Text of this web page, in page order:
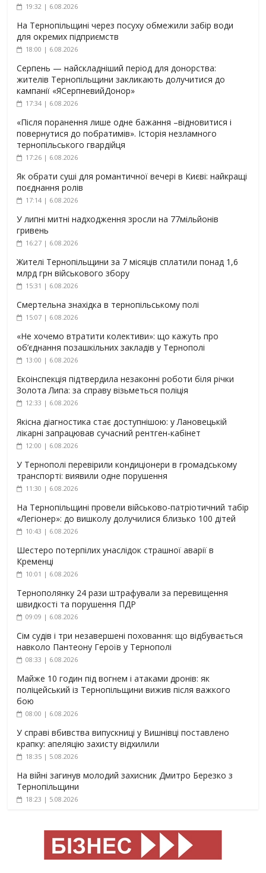
19:32 | 6.08.2026
На Тернопільщині через посуху обмежили забір води
для окремих підприємств
18:00 | 6.08.2026
Серпень — найскладніший період для донорства:
жителів Тернопільщини закликають долучитися до
кампанії «ЯСерпневийДонор»
17:34 | 6.08.2026
«Після поранення лише одне бажання –відновитися і
повернутися до побратимів». Історія незламного
тернопільського гвардійця
17:26 | 6.08.2026
Як обрати суші для романтичної вечері в Києві: найкращі
поєднання ролів
17:14 | 6.08.2026
У липні митні надходження зросли на 77мільйонів
гривень
16:27 | 6.08.2026
Жителі Тернопільщини за 7 місяців сплатили понад 1,6
млрд грн військового збору
15:31 | 6.08.2026
Смертельна знахідка в тернопільському полі
15:07 | 6.08.2026
«Не хочемо втратити колективи»: що кажуть про
об’єднання позашкільних закладів у Тернополі
13:00 | 6.08.2026
Екоінспекція підтвердила незаконні роботи біля річки
Золота Липа: за справу візьметься поліція
12:33 | 6.08.2026
Якісна діагностика стає доступнішою: у Лановецькій
лікарні запрацював сучасний рентген-кабінет
12:00 | 6.08.2026
У Тернополі перевірили кондиціонери в громадському
транспорті: виявили одне порушення
11:30 | 6.08.2026
На Тернопільщині провели військово-патріотичний табір
«Легіонер»: до вишколу долучилися близько 100 дітей
10:43 | 6.08.2026
Шестеро потерпілих унаслідок страшної аварії в
Кременці
10:01 | 6.08.2026
Тернополянку 24 рази штрафували за перевищення
швидкості та порушення ПДР
09:09 | 6.08.2026
Сім судів і три незавершені поховання: що відбувається
навколо Пантеону Героїв у Тернополі
08:33 | 6.08.2026
Майже 10 годин під вогнем і атаками дронів: як
поліцейський із Тернопільщини вижив після важкого
бою
08:00 | 6.08.2026
У справі вбивства випускниці у Вишнівці поставлено
крапку: апеляцію захисту відхилили
18:35 | 5.08.2026
На війні загинув молодий захисник Дмитро Березко з
Тернопільщини
18:23 | 5.08.2026